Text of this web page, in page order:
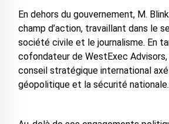
En dehors du gouvernement, M.
champ d’action, travaillant dans le
société civile et le journalisme. En
cofondateur de WestExec Advisors,
conseil stratégique international
géopolitique et la sécurité nationale.